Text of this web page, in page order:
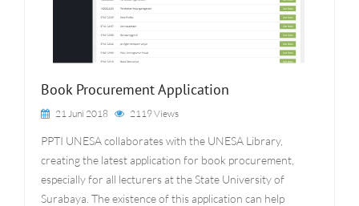
Book Procurement Application
21 Juni 2018 2119 Views
PPTI UNESA collaborates with the UNESA Library,
creating the latest application for book procurement,
especially for all lecturers at the State University of
Surabaya. The existence of this application can help